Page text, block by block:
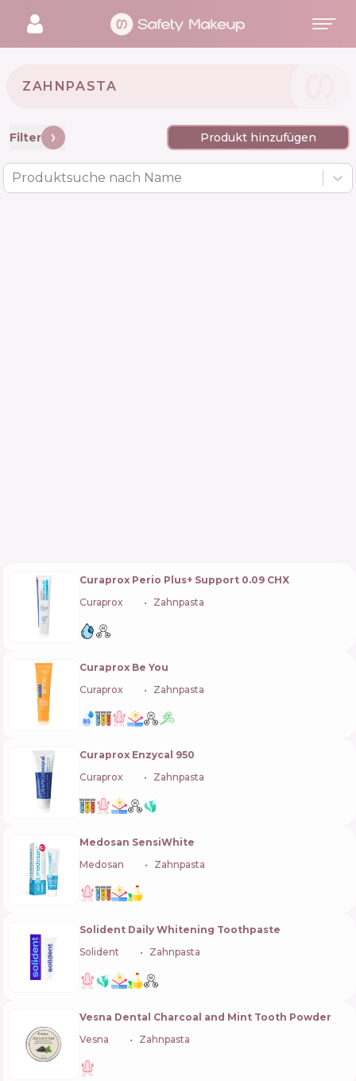
ZAHNPASTA
Filter Produkt hinzufügen
Produktsuche nach Name
Curaprox Perio Plus+ Support 0.09 CHX
Curaprox
Zahnpasta
Curaprox Be You
Curaprox
Zahnpasta
Curaprox Enzycal 950
Curaprox
Zahnpasta
Medosan SensiWhite
Medosan
Zahnpasta
Solident Daily Whitening Toothpaste
Solident
Zahnpasta
Vesna Dental Charcoal and Mint Tooth Powder
Vesna
Zahnpasta